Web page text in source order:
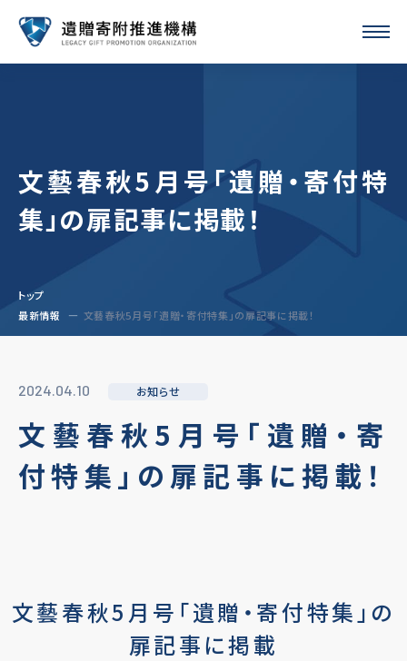
文藝春秋5月号「遺贈・寄付特
集」の扉記事に掲載！
トップ
最新情報
文藝春秋5月号「遺贈・寄付特集」の扉記事に掲載！
2024.04.10 お知らせ
文藝春秋5月号「遺贈・寄
付特集」の扉記事に掲載！
文藝春秋5月号「遺贈・寄付特集」の
扉記事に掲載